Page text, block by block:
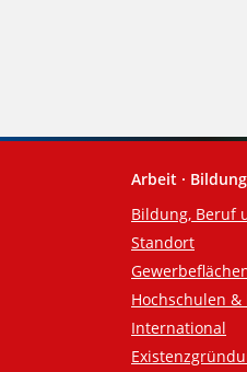
Arbeit ·
Bildung, Beruf
Standort
Hochschulen
International